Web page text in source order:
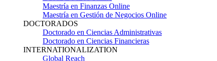
Maestría en Finanzas Online
Maestría en Gestión de Negocios Online
DOCTORADOS
Doctorado en Ciencias Administrativas
Doctorado en Ciencias Financieras
INTERNATIONALIZATION
Global Reach